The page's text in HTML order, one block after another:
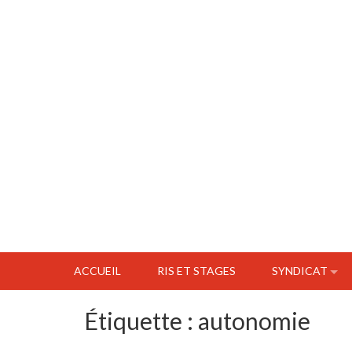
ACCUEIL RIS ET STAGES SYNDICAT
Étiquette : autonomie